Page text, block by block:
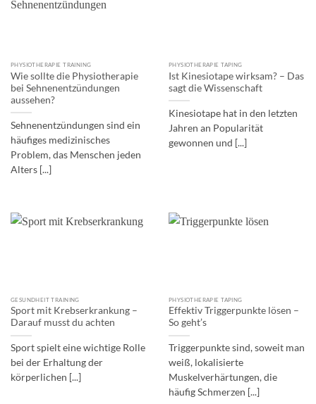
PHYSIOTHERAPIE TRAINING
Wie sollte die Physiotherapie
bei Sehnenentzündungen
aussehen?
Sehnenentzündungen sind ein
häufiges medizinisches
Problem, das Menschen jeden
Alters [...]
PHYSIOTHERAPIE TAPING
Ist Kinesiotape wirksam? – Das
sagt die Wissenschaft
Kinesiotape hat in den letzten
Jahren an Popularität
gewonnen und [...]
GESUNDHEIT TRAINING
Sport mit Krebserkrankung –
Darauf musst du achten
Sport spielt eine wichtige Rolle
bei der Erhaltung der
körperlichen [...]
PHYSIOTHERAPIE TAPING
Effektiv Triggerpunkte lösen –
So geht’s
Triggerpunkte sind, soweit man
weiß, lokalisierte
Muskelverhärtungen, die
häufig Schmerzen [...]